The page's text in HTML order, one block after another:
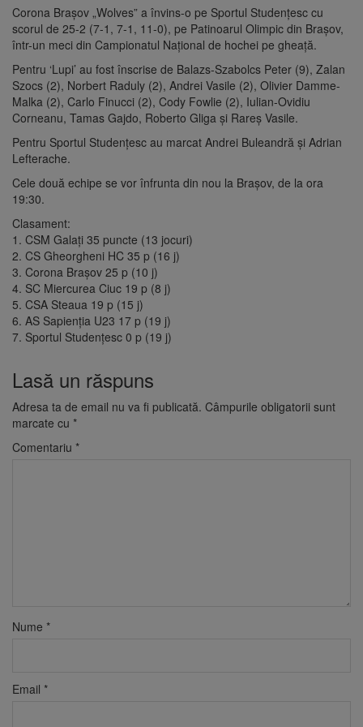
Corona Braşov „Wolves” a învins-o pe Sportul Studenţesc cu
scorul de 25-2 (7-1, 7-1, 11-0), pe Patinoarul Olimpic din Braşov,
într-un meci din Campionatul Naţional de hochei pe gheaţă.
Pentru ‘Lupi’ au fost înscrise de Balazs-Szabolcs Peter (9), Zalan
Szocs (2), Norbert Raduly (2), Andrei Vasile (2), Olivier Damme-
Malka (2), Carlo Finucci (2), Cody Fowlie (2), Iulian-Ovidiu
Corneanu, Tamas Gajdo, Roberto Gliga şi Rareş Vasile.
Pentru Sportul Studenţesc au marcat Andrei Buleandră şi Adrian
Lefterache.
Cele două echipe se vor înfrunta din nou la Braşov, de la ora
19:30.
Clasament:
1. CSM Galaţi 35 puncte (13 jocuri)
2. CS Gheorgheni HC 35 p (16 j)
3. Corona Braşov 25 p (10 j)
4. SC Miercurea Ciuc 19 p (8 j)
5. CSA Steaua 19 p (15 j)
6. AS Sapienţia U23 17 p (19 j)
7. Sportul Studenţesc 0 p (19 j)
Lasă un răspuns
Adresa ta de email nu va fi publicată. Câmpurile obligatorii sunt
marcate cu *
Comentariu *
Nume *
Email *